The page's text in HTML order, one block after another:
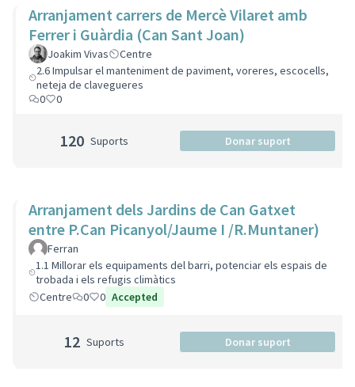
Arranjament carrers de Mercè Vilaret amb
Ferrer i Guàrdia (Can Sant Joan)
Joakim Vivas
Centre
2.6 Impulsar el manteniment de paviment, voreres, escocells,
neteja de clavegueres
0
0
120 Suports Donar suport
Arranjament dels Jardins de Can Gatxet
entre P.Can Picanyol/Jaume I /R.Muntaner)
Ferran
1.1 Millorar els equipaments del barri, potenciar els espais de
trobada i els refugis climàtics
Centre
0 0 Accepted
12 Suports Donar suport